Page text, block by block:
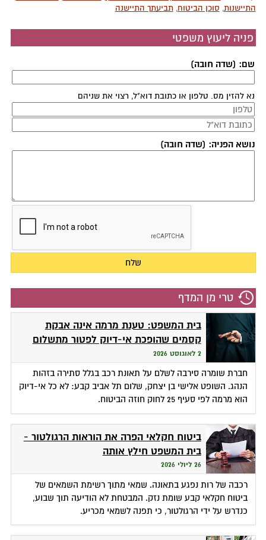
התיישנות, סוכן הביטוח,תביעתך התיישנה
פניה ליעוץ משפטי
שם: (שדה חובה)
נא להזין מס. טלפון או כתובת דוא"ל, רצוי את שניהם
נושא הפניה: (שדה חובה)
טרי מן המדף
בית המשפט: טענת מרמה אינה אבקת
קסמים שהופכת אי-דיוק לפטור מתשלום
2 לאוגוסט 2026
חברת שומרה סירבה לשלם על תאונת רכב בגלל סתירה בזהות
הנהג. השופט אלישי בן יצחק, שלום תל אביב קבע: לא כל אי-דיוק
הוא מרמה לפי סעיף 25 לחוק חוזה הביטוח.
ביטוח חקלאי הפרה את הוראות הרגולטור -
בית המשפט חילץ אותה
26 ליולי 2026
רכבה של רות נפגע בתאונה. שמאי מתוך רשימת השמאים של
ביטוח חקלאי קבע שומת נזק. המבטחת לא הודיעה תוך שבוע,
כנדרש על ידי הרגולטור, כי תפנה לשמאי מכריע.